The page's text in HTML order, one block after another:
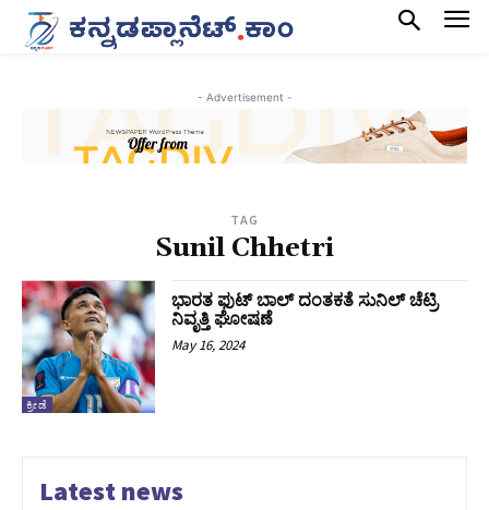
- Advertisement -
TAG
Sunil Chhetri
ಕ್ರೀಡೆ
ಭಾರತ ಫುಟ್‌ ಬಾಲ್‌ ದಂತಕತೆ ಸುನಿಲ್‌ ಚೆಟ್ರಿ
ನಿವೃತ್ತಿ ಘೋಷಣೆ
May 16, 2024
Latest news